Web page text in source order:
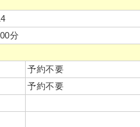
分
予約不要
予約不要